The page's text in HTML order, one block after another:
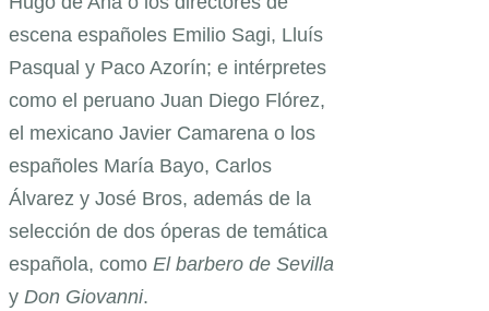
escena españoles Emilio Sagi, Lluís
Pasqual y Paco Azorín; e intérpretes
como el peruano Juan Diego Flórez,
el mexicano Javier Camarena o los
españoles María Bayo, Carlos
Álvarez y José Bros, además de la
selección de dos óperas de temática
española, como El barbero de Sevilla
y Don Giovanni.